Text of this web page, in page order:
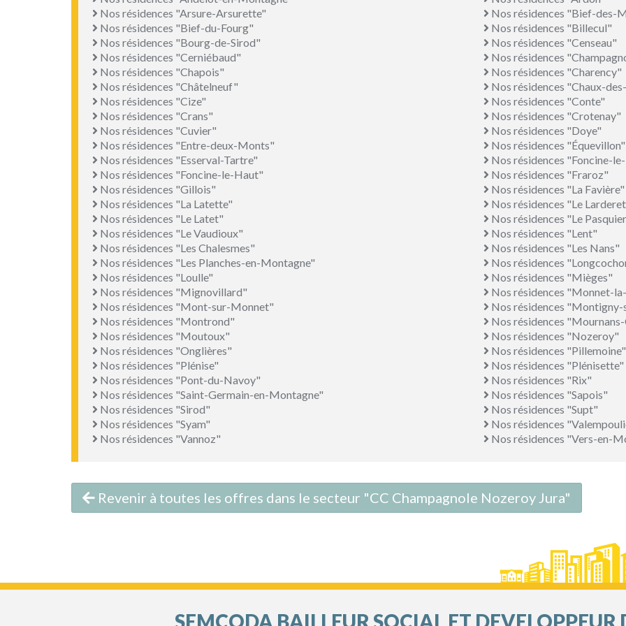
Nos résidences "Arsure-Arsurette"
Nos résidences "Bief-des-
Nos résidences "Bief-du-Fourg"
Nos résidences "Billecul"
Nos résidences "Bourg-de-Sirod"
Nos résidences "Censeau"
Nos résidences "Cerniébaud"
Nos résidences
Nos résidences "Chapois"
Nos résidences "Charency"
Nos résidences "Châtelneuf"
Nos résidences "Chaux-
Nos résidences "Cize"
Nos résidences "Conte"
Nos résidences "Crans"
Nos résidences "Crotenay"
Nos résidences "Cuvier"
Nos résidences "Doye"
Nos résidences "Entre-deux-Monts"
Nos résidences "Équevillon"
Nos résidences "Esserval-Tartre"
Nos résidences "Foncine-
Nos résidences "Foncine-le-Haut"
Nos résidences "Fraroz"
Nos résidences "Gillois"
Nos résidences "La Favière"
Nos résidences "La Latette"
Nos résidences "Le
Nos résidences "Le Latet"
Nos résidences "Le
Nos résidences "Le Vaudioux"
Nos résidences "Lent"
Nos résidences "Les Chalesmes"
Nos résidences "Les Nans"
Nos résidences "Les Planches-en-Montagne"
Nos résidences
Nos résidences "Loulle"
Nos résidences "Mièges"
Nos résidences "Mignovillard"
Nos résidences "Monnet-
Nos résidences "Mont-sur-Monnet"
Nos résidences
Nos résidences "Montrond"
Nos résidences
Nos résidences "Moutoux"
Nos résidences "Nozeroy"
Nos résidences "Onglières"
Nos résidences "Pillemoine"
Nos résidences "Plénise"
Nos résidences "Plénisette"
Nos résidences "Pont-du-Navoy"
Nos résidences "Rix"
Nos résidences "Saint-Germain-en-Montagne"
Nos résidences "Sapois"
Nos résidences "Sirod"
Nos résidences "Supt"
Nos résidences "Syam"
Nos résidences
Nos résidences "Vannoz"
Nos résidences "Vers-en-
Revenir à toutes les offres dans le secteur "CC Champagnole Nozeroy Jura"
SEMCODA BAILLEUR SOCIAL ET DEVELOPPEUR